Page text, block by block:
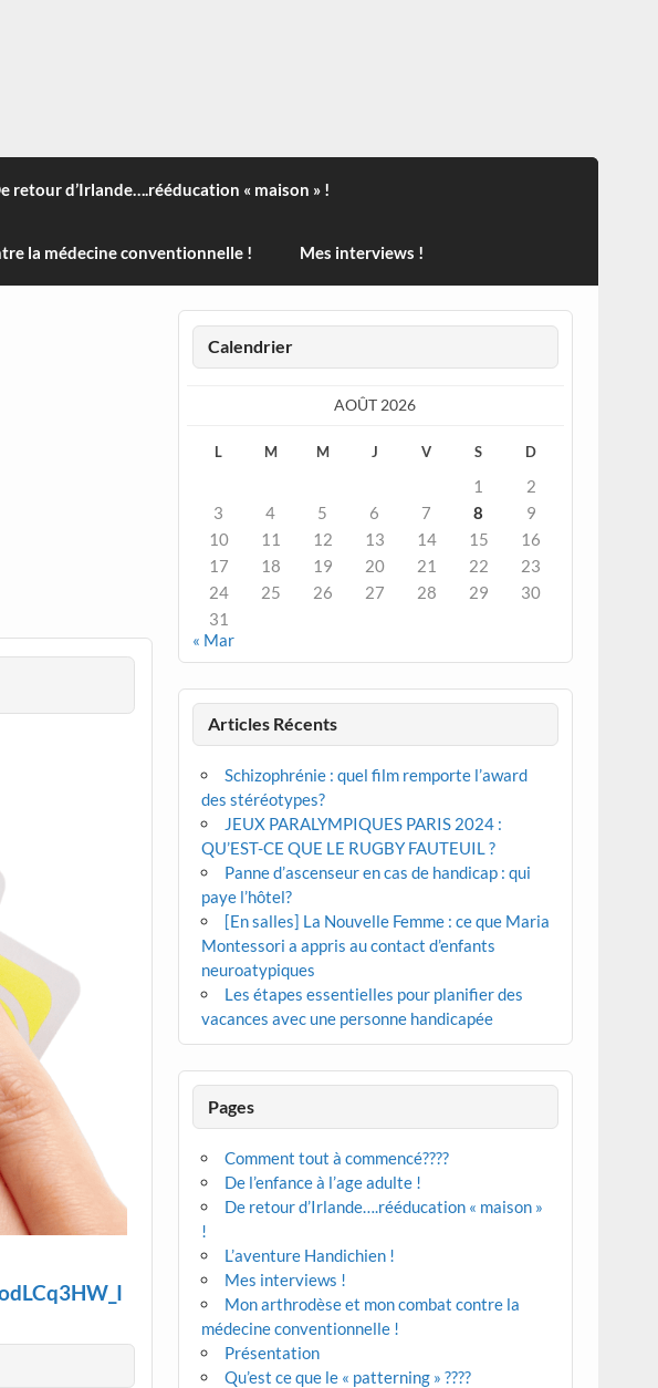
, de l'handisport , des actualités sur la santé, sur les vaccins, de
retour d’Irlande….rééducation « maison » !
la médecine conventionnelle ! Mes interviews !
Calendrier
AOÛT 2026
L M M J V S D
1
2
3
4 5 6 7 8
9
10
11 12 13 14 15
16
17
18 19 20 21 22
23
24
25 26 27 28 29
30
31
« Mar
Articles Récents
Schizophrénie : quel film remporte l’award
des stéréotypes?
JEUX PARALYMPIQUES PARIS 2024 :
QU’EST-CE QUE LE RUGBY FAUTEUIL ?
Panne d’ascenseur en cas de handicap : qui
paye l’hôtel?
[En salles] La Nouvelle Femme : ce que Maria
Montessori a appris au contact d’enfants
neuroatypiques
Les étapes essentielles pour planifier des
vacances avec une personne handicapée
Pages
Comment tout à commencé????
De l’enfance à l’age adulte !
De retour d’Irlande….rééducation « maison »
!
L’aventure Handichien !
Mes interviews !
Mon arthrodèse et mon combat contre la
médecine conventionnelle !
Présentation
Qu’est ce que le « patterning » ????